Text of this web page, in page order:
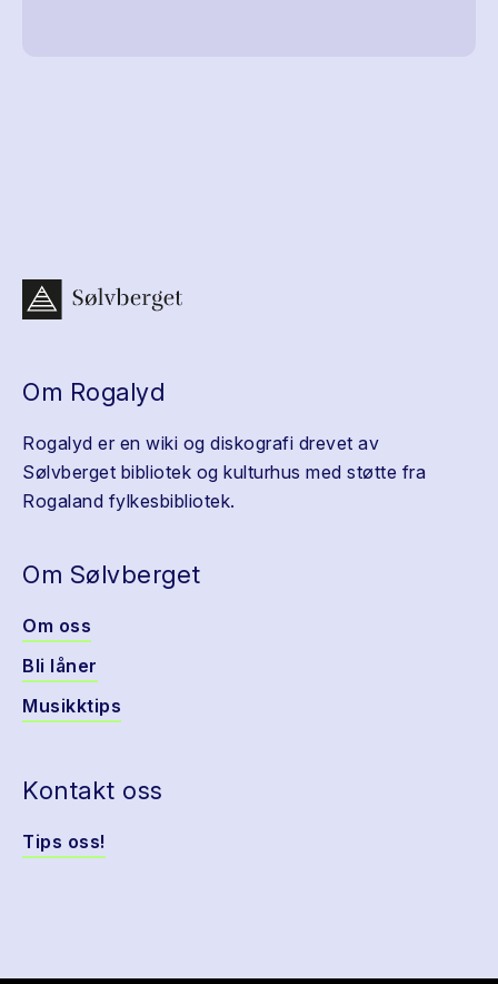
Om Rogalyd
Rogalyd er en wiki og diskografi drevet av
Sølvberget bibliotek og kulturhus med støtte fra
Rogaland fylkesbibliotek.
Om Sølvberget
Om oss
Bli låner
Musikktips
Kontakt oss
Tips oss!